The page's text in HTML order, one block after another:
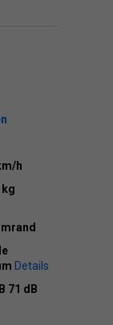
h
kg
Details
B 71 dB